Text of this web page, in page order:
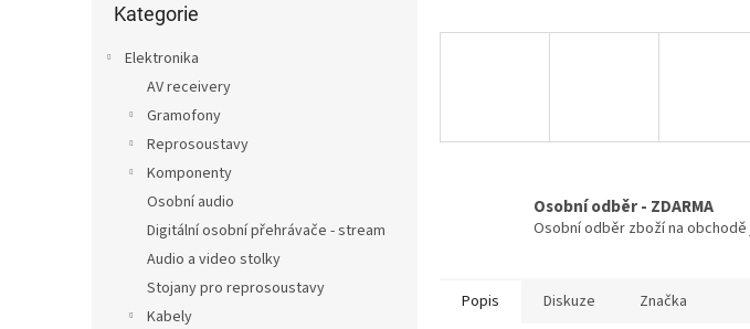
kategorie
Kategorie
Elektronika
AV receivery
Gramofony
Reprosoustavy
Komponenty
Osobní audio
Digitální osobní přehrávače - stream
Audio a video stolky
Stojany pro reprosoustavy
Kabely
Osobní odběr - ZDARMA
Osobní odběr zboží na
Popis Diskuze Značka